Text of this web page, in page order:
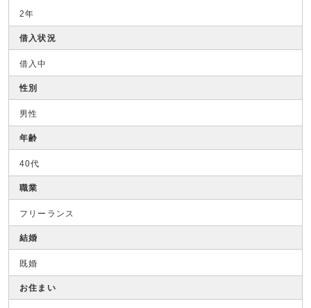
2年
借入状況
借入中
性別
男性
年齢
40代
職業
フリーランス
結婚
既婚
お住まい